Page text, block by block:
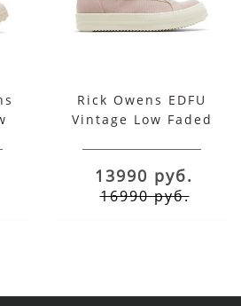
Rick Owens EDFU
Vintage Low Faded
13990 руб.
16990 руб.